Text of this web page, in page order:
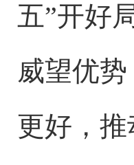
五”开好
威望优
更好，